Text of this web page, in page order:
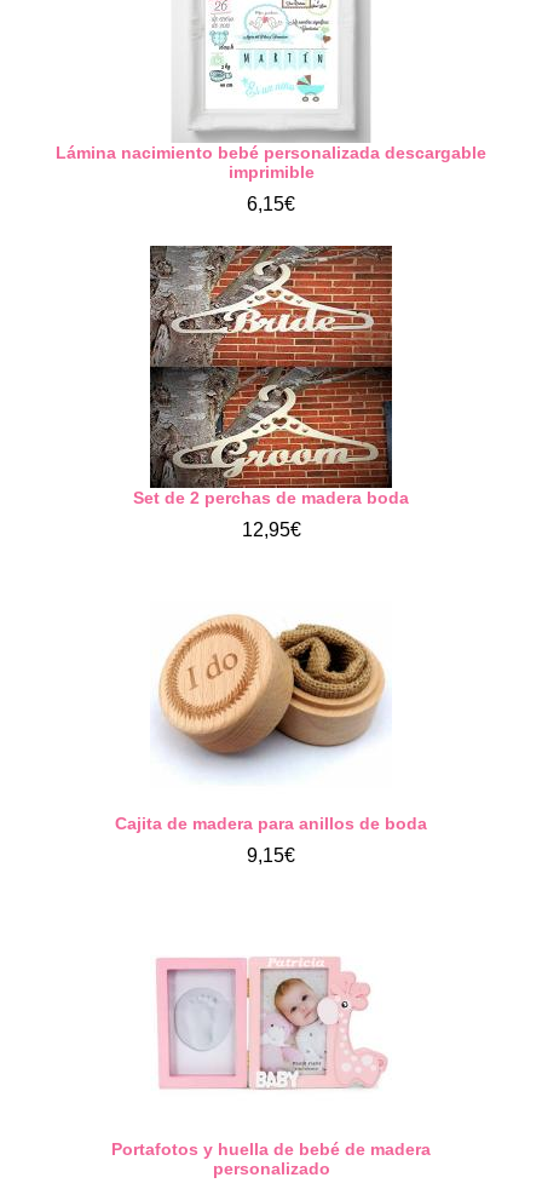
Lámina nacimiento bebé personalizada descargable
imprimible
6,15€
Set de 2 perchas de madera boda
12,95€
Cajita de madera para anillos de boda
9,15€
Portafotos y huella de bebé de madera
personalizado